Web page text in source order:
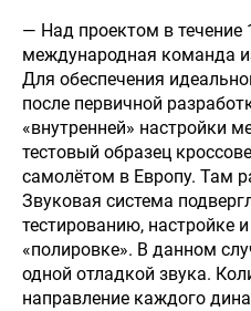
КОНТАКТЫ
— Над проектом в течение
международная команда
Для обеспечения
после первичной
«внутренней» настройки
тестовый образец
самолётом в Европу. Там
Звуковая система
тестированию, настройке
«полировке». В данном
одной отладкой звука.
направление каждого